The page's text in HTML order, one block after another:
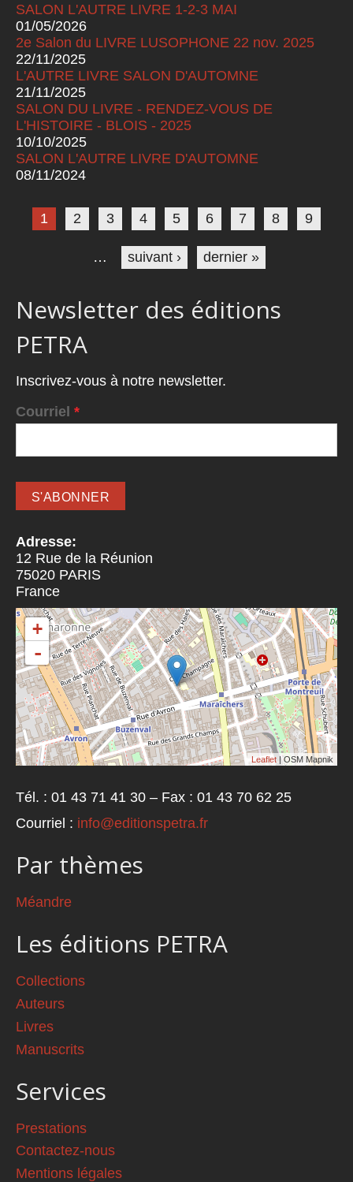
SALON L'AUTRE LIVRE 1-2-3 MAI
01/05/2026
2e Salon du LIVRE LUSOPHONE 22 nov. 2025
22/11/2025
L'AUTRE LIVRE SALON D'AUTOMNE
21/11/2025
SALON DU LIVRE - RENDEZ-VOUS DE
L'HISTOIRE - BLOIS - 2025
10/10/2025
SALON L'AUTRE LIVRE D'AUTOMNE
08/11/2024
Pages
1 2 3 4 5 6 7 8 9
… suivant › dernier »
Newsletter des éditions
PETRA
Inscrivez-vous à notre newsletter.
Courriel *
Adresse:
12 Rue de la Réunion
75020 PARIS
France
+
-
Leaflet | OSM Mapnik
Tél. : 01 43 71 41 30 – Fax : 01 43 70 62 25
Courriel : info@editionspetra.fr
Par thèmes
Méandre
Les éditions PETRA
Collections
Auteurs
Livres
Manuscrits
Services
Prestations
Contactez-nous
Mentions légales